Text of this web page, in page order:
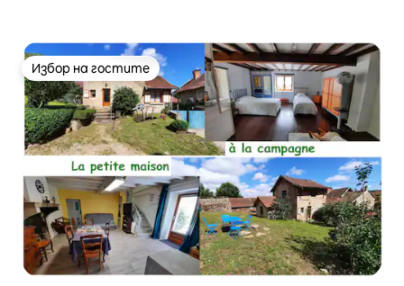
Избор на гостите
Избор на гостите